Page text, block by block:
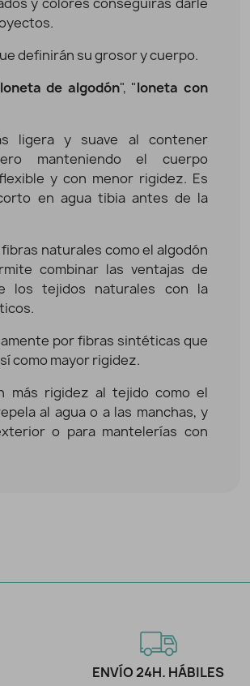
definirán su grosor y cuerpo.
loneta de algodón", "loneta con
ligera y suave al contener
manteniendo el cuerpo
y con menor rigidez. Es
en agua tibia antes de la
naturales como el algodón
combinar las ventajas de
los tejidos naturales con la
por fibras sintéticas que
como mayor rigidez.
más rigidez al tejido como el
al agua o a las manchas, y
o para mantelerías con
ENVÍO 24H. HÁBILES